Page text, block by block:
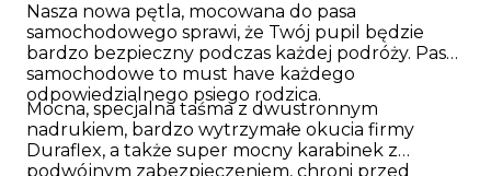
Nasza nowa pętla, mocowana do pasa
samochodowego sprawi, że Twój pupil będzie
bardzo bezpieczny podczas każdej podróży. Pasy
samochodowe to must have każdego
odpowiedzialnego psiego rodzica.
Mocna, specjalna taśma z dwustronnym
nadrukiem, bardzo wytrzymałe okucia firmy
Duraflex, a także super mocny karabinek z
podwójnym zabezpieczeniem, chroni przed